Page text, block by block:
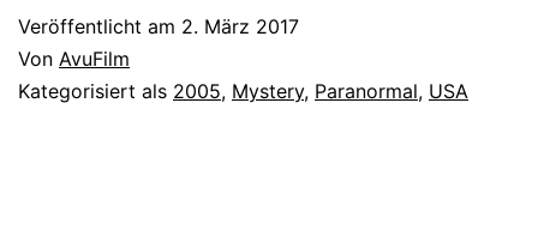
Veröffentlicht am 2. März 2017
Von AvuFilm
Kategorisiert als 2005, Mystery, Paranormal, USA